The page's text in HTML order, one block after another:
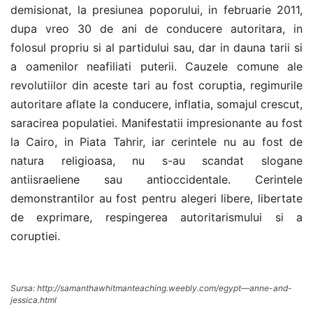
demisionat, la presiunea poporului, in februarie 2011,
dupa vreo 30 de ani de conducere autoritara, in
folosul propriu si al partidului sau, dar in dauna tarii si
a oamenilor neafiliati puterii. Cauzele comune ale
revolutiilor din aceste tari au fost coruptia, regimurile
autoritare aflate la conducere, inflatia, somajul crescut,
saracirea populatiei. Manifestatii impresionante au fost
la Cairo, in Piata Tahrir, iar cerintele nu au fost de
natura religioasa, nu s-au scandat slogane
antiisraeliene sau antioccidentale. Cerintele
demonstrantilor au fost pentru alegeri libere, libertate
de exprimare, respingerea autoritarismului si a
coruptiei.
Sursa: http://samanthawhitmanteaching.weebly.com/egypt—anne-and-
jessica.html